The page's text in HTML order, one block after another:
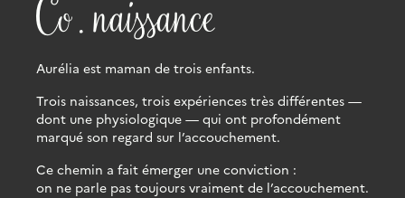
Co.naissance
Aurélia est maman de trois enfants.
Trois naissances, trois expériences très différentes —
dont une physiologique — qui ont profondément
marqué son regard sur l’accouchement.
Ce chemin a fait émerger une conviction :
on ne parle pas toujours vraiment de l’accouchement.